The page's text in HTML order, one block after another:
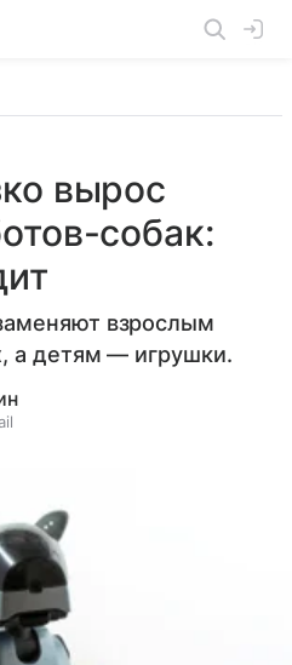
вырос
собак:
взрослым
а детям — игрушки.